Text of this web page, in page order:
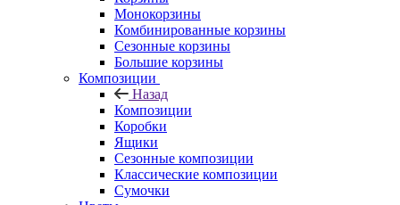
Монокорзины
Комбинированные корзины
Сезонные корзины
Большие корзины
Композиции
Назад
Композиции
Коробки
Ящики
Сезонные композиции
Классические композиции
Сумочки